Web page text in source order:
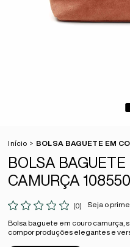
Início BOLSA BAGUETE EM
BOLSA BAGUETE
CAMURÇA
(0) Seja o
Bolsa baguete em couro camurça,
compor produções elegantes e